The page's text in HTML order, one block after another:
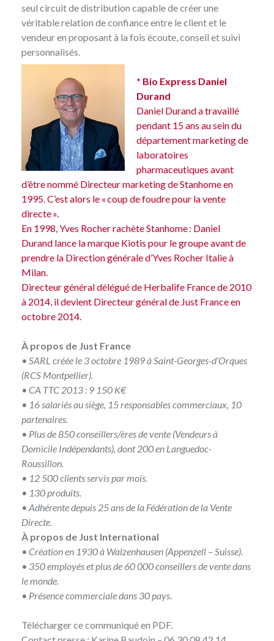
seul circuit de distribution capable de créer une
véritable relation de confiance entre le client et le
vendeur en proposant à la fois écoute, conseil et suivi
personnalisés.
* Bio Express Daniel
Durand
Daniel Durand a travaillé
pendant 15 ans au sein du
département marketing de
laboratoires
pharmaceutiques avant
d’être nommé Directeur marketing de Stanhome en
1995. C’est alors le « coup de foudre pour la vente
directe ».
En 1998, Yves Rocher rachète Stanhome : Daniel
Durand lance la marque Kiotis pour le groupe avant de
prendre la Direction générale d’Yves Rocher Italie à
Milan.
Directeur général délégué de Herbalife France de 2010
à 2014, il devient Directeur général de Just France en
octobre 2014.
À propos de Just France
• SARL créée le 3 octobre 1989 à Saint-Georges-d’Orques
(RCS Montpellier).
• CA TTC 2013 : 9 150 K€
• 16 salariés au siège, 15 responsables commerciaux, 10
partenaires.
• Plus de 850 conseillers/ères de vente (Vendeurs à
Domicile Indépendants), dont 200 en Languedoc-
Roussillon.
• 12 500 clients servis par mois.
• 130 produits.
• Adhérente depuis 25 ans de la Fédération de la Vente
Directe.
À propos de Just International
• Création en 1930 à Walzenhausen (Appenzell – Suisse).
• 350 employés et plus de 60 000 conseillers de vente dans
le monde.
• Présence commerciale dans 30 pays.
Télécharger cecommuniqué en PDF.